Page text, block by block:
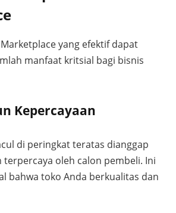
yang efektif dapat
manfaat kritsial bagi bisnis
Kepercayaan
di peringkat teratas dianggap
terpercaya oleh calon pembeli. Ini
bahwa toko Anda berkualitas dan